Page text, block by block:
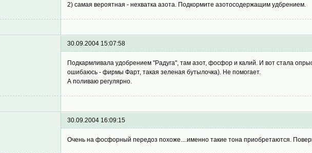
2) самая вероятная - нехватка азота. Подкормите азотосодержащим удбрением.
30.09.2004 15:07:58
Подкармливала удобрением "Радуга", там азот, фосфор и калий. И вот стала
ошибаюсь - фирмы Фарт, такая зеленая бутылочка). Не помогает.
А поливаю регулярно.
30.09.2004 16:09:15
Очень на фосфорный передоз похоже....именно такие тона приобретаются.